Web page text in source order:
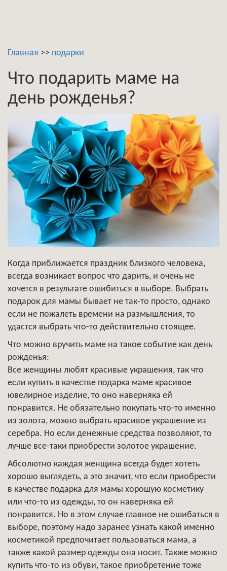
Главная >> подарки
Что подарить маме на
день рожденья?
Когда приближается праздник близкого человека,
всегда возникает вопрос что дарить, и очень не
хочется в результате ошибиться в выборе. Выбрать
подарок для мамы бывает не так-то просто, однако
если не пожалеть времени на размышления, то
удастся выбрать что-то действительно стоящее.
Что можно вручить маме на такое событие как день
рожденья:
Все женщины любят красивые украшения, так что
если купить в качестве подарка маме красивое
ювелирное изделие, то оно наверняка ей
понравится. Не обязательно покупать что-то именно
из золота, можно выбрать красивое украшение из
серебра. Но если денежные средства позволяют, то
лучше все-таки приобрести золотое украшение.
Абсолютно каждая женщина всегда будет хотеть
хорошо выглядеть, а это значит, что если приобрести
в качестве подарка для мамы хорошую косметику
или что-то из одежды, то он наверняка ей
понравится. Но в этом случае главное не ошибаться в
выборе, поэтому надо заранее узнать какой именно
косметикой предпочитает пользоваться мама, а
также какой размер одежды она носит. Также можно
купить что-то из обуви, такое приобретение тоже